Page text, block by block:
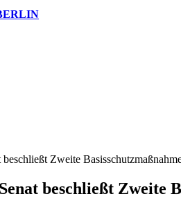
Zweite
beschließt Zweite